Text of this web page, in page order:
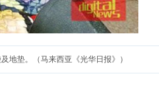
地垫。（马来西亚《光华日报》）